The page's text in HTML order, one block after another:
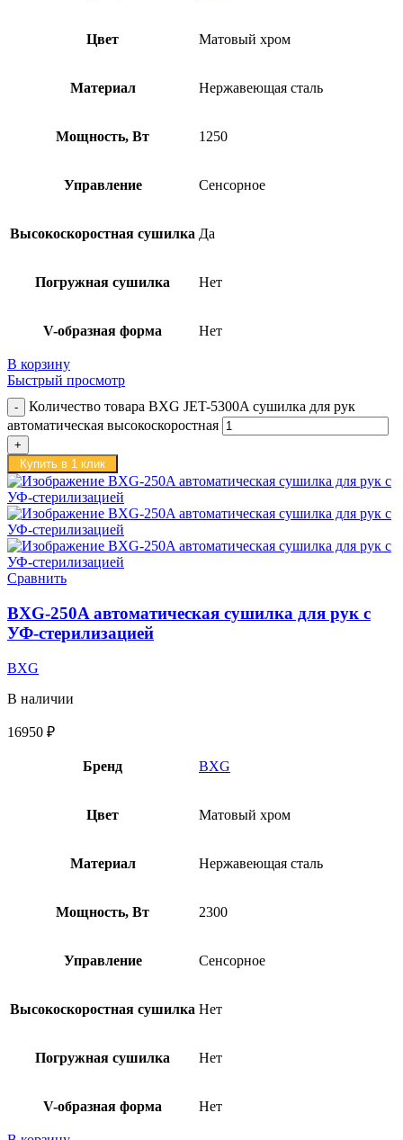
Цвет Матовый хром
Материал Нержавеющая сталь
Мощность, Вт 1250
Управление Сенсорное
Высокоскоростная сушилка Да
Погружная сушилка Нет
V-образная форма Нет
В корзину
Быстрый просмотр
Количество товара BXG JET-5300A сушилка для рук
автоматическая высокоскоростная
Купить в 1 клик
Сравнить
BXG-250A автоматическая сушилка для рук c
УФ-стерилизацией
BXG
В наличии
16950 ₽
Бренд BXG
Цвет Матовый хром
Материал Нержавеющая сталь
Мощность, Вт 2300
Управление Сенсорное
Высокоскоростная сушилка Нет
Погружная сушилка Нет
V-образная форма Нет